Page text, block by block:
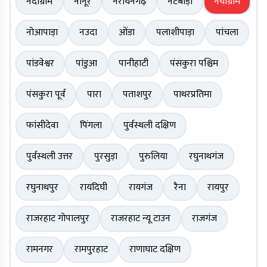
नोआपाड़ा
नउदा ओंडा पलाशीपाड़ा
पांचला
पांडवेश्वर
पांडुआ पानीहाटी
पंसकुरा पश्चिम
पंसकुरा पूर्व
पारा पताशपुर
पाथरप्रतिमा
फांसीदेवा
पिंगला
पुर्वस्थली दक्षिण
पुर्वस्थली उत्तर
पुरसुड़ा पुरुलिया
रघुनाथगंज
रघुनाथपुर
रायदिघी रायगंज रैना
रायपुर
राजरहाट गोपालपुर
राजरहाट न्यू टाउन
राजगंज
रामनगर
रामपुरहाट
राणाघाट दक्षिण